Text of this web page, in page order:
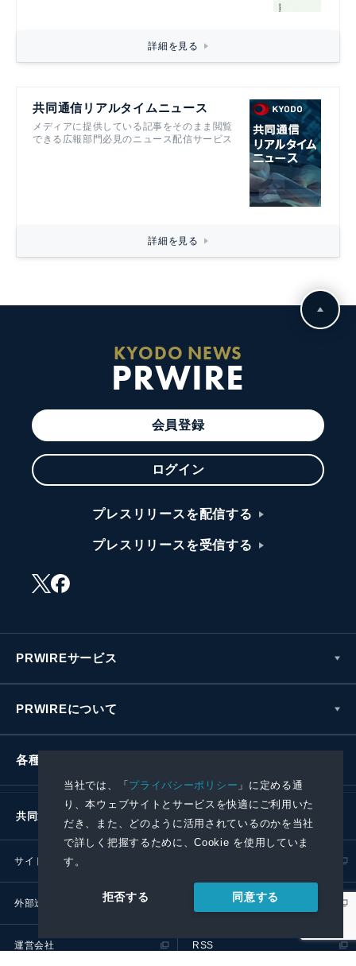
当社では、「プライバシーポリシー 」に定める通
り、本ウェブサイトとサービスを快適にご利用いた
だき、また、どのように活用されているのかを当社
で詳しく把握するために、Cookie を使用していま
す。
拒否する 同意する
詳細を見る
共同通信リアルタイムニュース
メディアに提供している記事をそのまま閲覧
できる広報部門必見のニュース配信サービス
詳細を見る
KYODO NEWS
PRWIRE
会員登録
ログイン
プレスリリースを配信する
プレスリリースを受信する
PRWIREサービス
PRWIREについて
各種お問い合わせ
共同通信社グループ
サイトポリシー
外部送信ポリシー プレスリリース取扱基準
運営会社 RSS